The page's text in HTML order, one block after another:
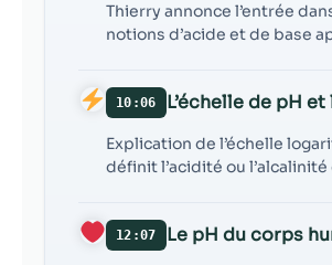
Thierry annonce l’entrée
notions d’acide et de base
10:06 L’échelle de pH
Explication de l’échelle
définit l’acidité ou l’alcalinité
12:07 Le pH du corps